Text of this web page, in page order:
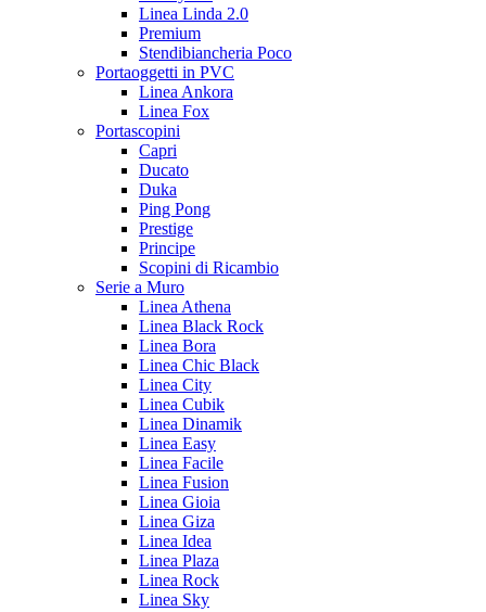
Linea Linda 2.0
Premium
Stendibiancheria Poco
Portaoggetti in PVC
Linea Ankora
Linea Fox
Portascopini
Capri
Ducato
Duka
Ping Pong
Prestige
Principe
Scopini di Ricambio
Serie a Muro
Linea Athena
Linea Black Rock
Linea Bora
Linea Chic Black
Linea City
Linea Cubik
Linea Dinamik
Linea Easy
Linea Facile
Linea Fusion
Linea Gioia
Linea Giza
Linea Idea
Linea Plaza
Linea Rock
Linea Sky